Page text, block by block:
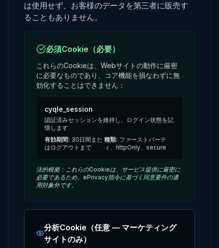
は使用せず、お客様のデータを第三者に販売す
ることもありません。
必須Cookie（必要）
これらのCookieは、Webサイトの動作に厳密
に必要なものであり、コア機能を損なわずに無
効化することはできません：
cyqle_session
認証済みセッションを維持し、ログイン状態を記
憶します
有効期間: 30日間また
はログアウトまで
種類: ファーストパーテ
ィ、httpOnly、secure
法的根拠：これらのCookieは、サービス提供に厳密に
必要であるため、ePrivacy指令に基づく同意要件の適
用対象外です。
分析Cookie（任意 — マーケティング
サイトのみ）